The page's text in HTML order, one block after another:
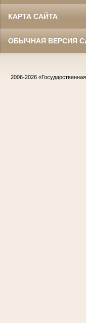
КАРТА САЙТА
ОБЫЧНАЯ ВЕРСИЯ
2006-2026